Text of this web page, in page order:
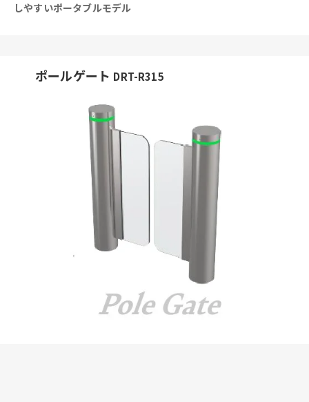
しやすいポータブルモデル
ポールゲート DRT-R315